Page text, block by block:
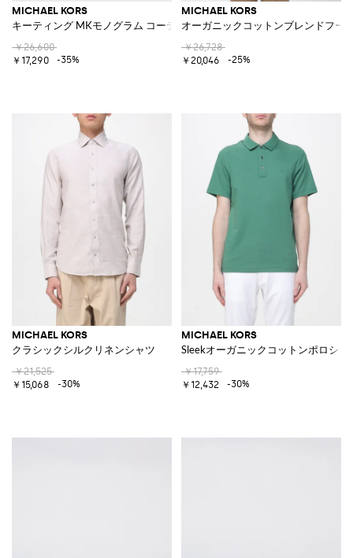
MICHAEL KORS
キーティング MKモノグラム コーテッドコットン製スニーカー
￥26,600
￥17,290
-35%
MICHAEL KORS
オーガニックコットンブレンドフー
￥26,728
￥20,046
-25%
MICHAEL KORS
クラシックシルクリネンシャツ
￥21,525
￥15,068
-30%
MICHAEL KORS
Sleekオーガニックコットンポロシャ
￥17,759
￥12,432
-30%